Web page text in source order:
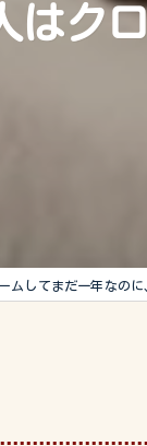
はク
ムしてまだ一年なの